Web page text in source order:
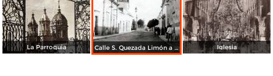
La Parroquia Calle S. Quezada Limón a finales del siglo XIX Iglesia